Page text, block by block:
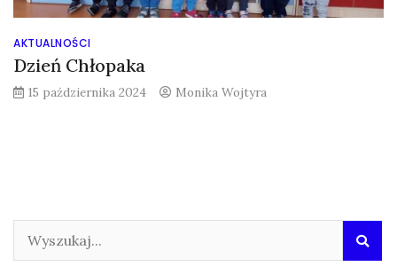
AKTUALNOŚCI
Dzień Chłopaka
15 października 2024 Monika Wojtyra